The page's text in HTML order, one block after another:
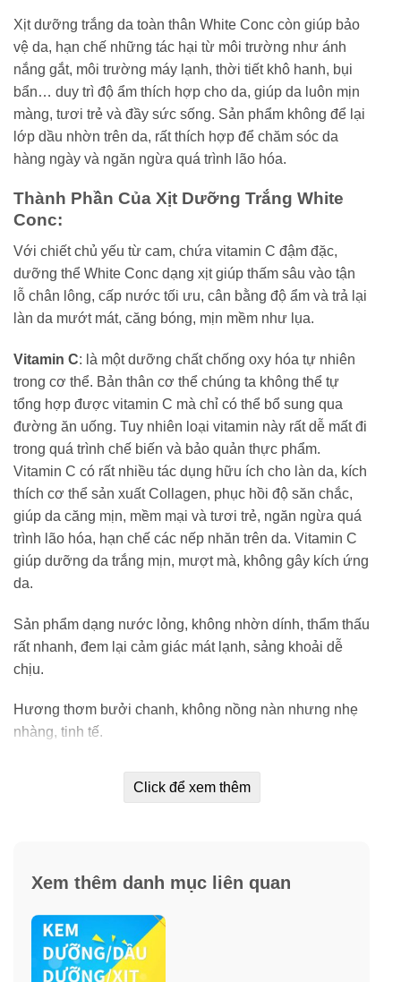
Xịt dưỡng trắng da toàn thân White Conc còn giúp bảo
vệ da, hạn chế những tác hại từ môi trường như ánh
nắng gắt, môi trường máy lạnh, thời tiết khô hanh, bụi
bẩn… duy trì độ ẩm thích hợp cho da, giúp da luôn mịn
màng, tươi trẻ và đầy sức sống. Sản phẩm không để lại
lớp dầu nhờn trên da, rất thích hợp để chăm sóc da
hàng ngày và ngăn ngừa quá trình lão hóa.
Thành Phần Của Xịt Dưỡng Trắng White
Conc:
Với chiết chủ yếu từ cam, chứa vitamin C đậm đặc,
dưỡng thể White Conc dạng xịt giúp thấm sâu vào tận
lỗ chân lông, cấp nước tối ưu, cân bằng độ ẩm và trả lại
làn da mướt mát, căng bóng, mịn mềm như lụa.
Vitamin C: là một dưỡng chất chống oxy hóa tự nhiên
trong cơ thể. Bản thân cơ thể chúng ta không thể tự
tổng hợp được vitamin C mà chỉ có thể bổ sung qua
đường ăn uống. Tuy nhiên loại vitamin này rất dễ mất đi
trong quá trình chế biến và bảo quản thực phẩm.
Vitamin C có rất nhiều tác dụng hữu ích cho làn da, kích
thích cơ thể sản xuất Collagen, phục hồi độ săn chắc,
giúp da căng mịn, mềm mại và tươi trẻ, ngăn ngừa quá
trình lão hóa, hạn chế các nếp nhăn trên da. Vitamin C
giúp dưỡng da trắng mịn, mượt mà, không gây kích ứng
da.
Sản phẩm dạng nước lỏng, không nhờn dính, thẩm thấu
rất nhanh, đem lại cảm giác mát lạnh, sảng khoải dễ
chịu.
Hương thơm bưởi chanh, không nồng nàn nhưng nhẹ
nhàng, tinh tế.
Công Dụng Của Xịt Dưỡng Trắng White
– Ngăn ngừa khô da.
Click để xem thêm
Xem thêm danh mục liên quan